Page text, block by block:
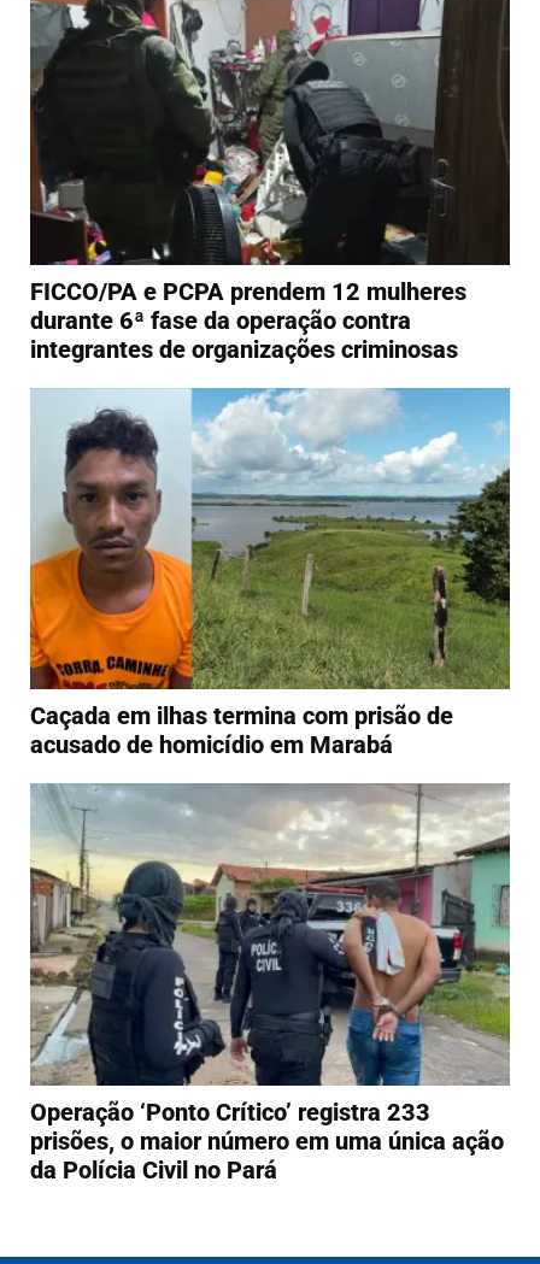
FICCO/PA e PCPA prendem 12 mulheres
durante 6ª fase da operação contra
integrantes de organizações criminosas
Caçada em ilhas termina com prisão de
acusado de homicídio em Marabá
Operação ‘Ponto Crítico’ registra 233
prisões, o maior número em uma única ação
da Polícia Civil no Pará